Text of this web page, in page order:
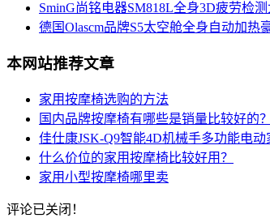
SminG尚铭电器SM818L全身3D疲劳检
德国Olascm品牌S5太空舱全身自动加热
本网站推荐文章
家用按摩椅选购的方法
国内品牌按摩椅有哪些是销量比较好的？
佳仕康JSK-Q9智能4D机械手多功能电
什么价位的家用按摩椅比较好用？
家用小型按摩椅哪里卖
评论已关闭！